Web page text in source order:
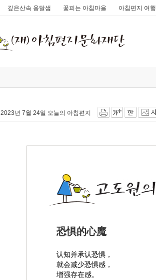
깊은산속 옹달샘 꽃피는 아침마을 아침편지 여행
2023년 7월 24일 오늘의 아침편지
恐惧的心魔
认知并承认恐惧，
就会减少恐惧感，
增强存在感。